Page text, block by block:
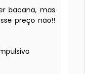
bacana, mas
preço não!!